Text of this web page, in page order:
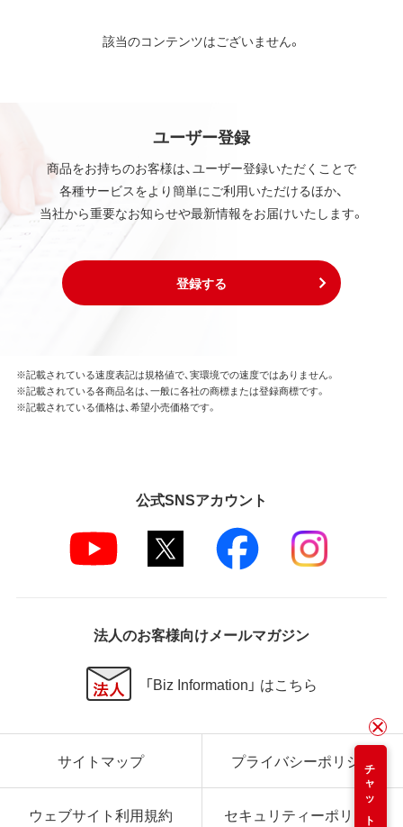
該当のコンテンツはございません。
ユーザー登録
商品をお持ちのお客様は、ユーザー登録いただくことで
各種サービスをより簡単にご利用いただけるほか、
当社から重要なお知らせや最新情報をお届けいたします。
登録する
チャット
※記載されている速度表記は規格値で、実環境での速度ではありません。
※記載されている各商品名は、一般に各社の商標または登録商標です。
※記載されている価格は、希望小売価格です。
公式SNSアカウント
法人のお客様向けメールマガジン
「Biz Information」 はこちら
サイトマップ プライバシーポリシー
ウェブサイト利用規約 セキュリティーポリシー